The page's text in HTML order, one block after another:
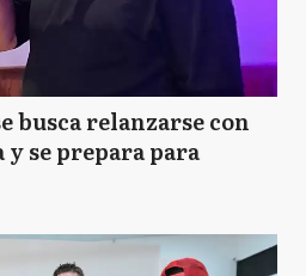
busca relanzarse con
y se prepara para